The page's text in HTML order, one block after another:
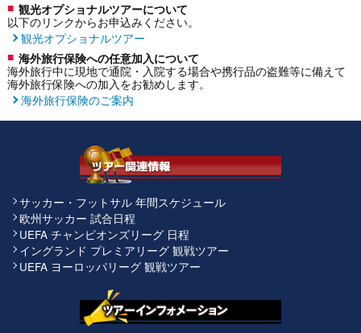
観光オプショナルツアーについて
以下のリンクからお申込みください。
観光オプショナルツアー
海外旅行保険への任意加入について
海外旅行中に現地で通院・入院する場合や携行品の盗難等に備えて
海外旅行保険への加入をお勧めします。
海外旅行保険のご案内
サッカー・フットサル 年間スケジュール
欧州サッカー 試合日程
UEFA チャンピオンズリーグ 日程
イングランド プレミアリーグ 観戦ツアー
UEFA ヨーロッパリーグ 観戦ツアー